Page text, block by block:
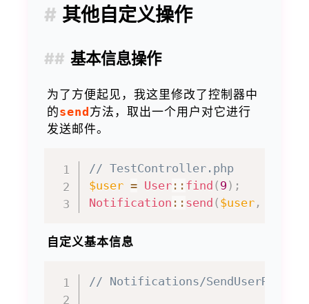
其他自定义操作
基本信息操作
为了方便起见，我这里修改了控制器中
的send方法，取出一个用户对它进行
发送邮件。
// TestController.php
$user = User:: find ( 9 ) ;
Notification :: send ( $user,
自定义基本信息
// Notifications/